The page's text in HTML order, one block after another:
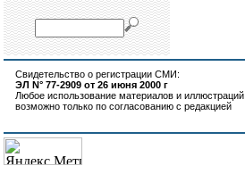
Свидетельство о регистрации СМИ:
ЭЛ N° 77-2909 от 26 июня 2000 г
Любое использование материалов и иллюстраций
возможно только по согласованию с редакцией